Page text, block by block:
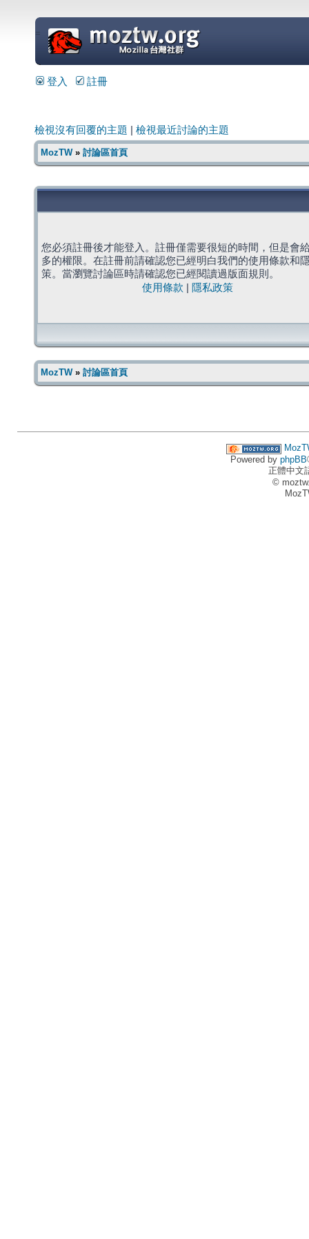
=
登入 註冊
檢視沒有回覆的主題 檢視最近討論的主題
MozTW» 討論區首頁
您必須註冊後才能登入。註冊僅需要很短的時間，但是會
多的權限。在註冊前請確認您已經明白我們的使用條款和
策。當瀏覽討論區時請確認您已經閱讀過版面規則。
使用條款
隱私政策
MozTW» 討論區首頁
Powered by phpBB
正體中文
©